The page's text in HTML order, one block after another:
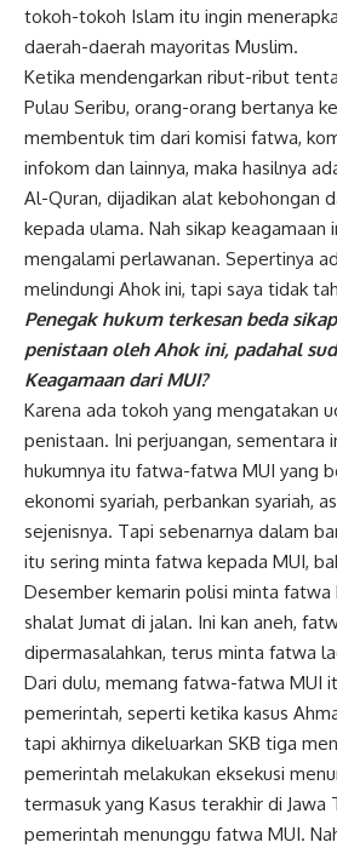
tokoh-tokoh Islam itu ingin
daerah-daerah mayoritas Muslim.
Ketika mendengarkan ribut-ribut
Pulau Seribu, orang-orang bertanya
membentuk tim dari komisi fatwa,
infokom dan lainnya, maka hasilnya
Al-Quran, dijadikan alat kebohongan
kepada ulama. Nah sikap keagamaan
mengalami perlawanan. Sepertinya
melindungi Ahok ini, tapi saya tidak
Penegak hukum terkesan beda
penistaan oleh Ahok ini, padahal
Keagamaan dari MUI?
Karena ada tokoh yang mengatakan
penistaan. Ini perjuangan, sementara
hukumnya itu fatwa-fatwa MUI yang
ekonomi syariah, perbankan syariah,
sejenisnya. Tapi sebenarnya dalam
itu sering minta fatwa kepada MUI,
Desember kemarin polisi minta
shalat Jumat di jalan. Ini kan aneh,
dipermasalahkan, terus minta fatwa
Dari dulu, memang fatwa-fatwa MUI
pemerintah, seperti ketika kasus
tapi akhirnya dikeluarkan SKB tiga
pemerintah melakukan eksekusi
termasuk yang Kasus terakhir di Jawa
pemerintah menunggu fatwa MUI.